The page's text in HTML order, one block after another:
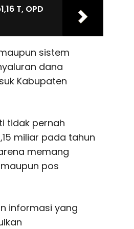
T, OPD
sistem
dana
Kabupaten
tidak pernah
miliar pada tahun
memang
pos
informasi yang